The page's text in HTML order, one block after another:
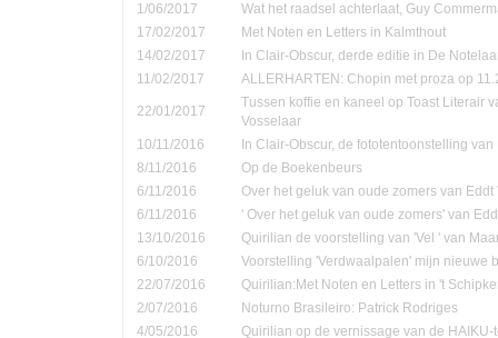
1/06/2017
Wat het raadsel achterlaat, Guy
17/02/2017
Met Noten en Letters in Kalmthout
14/02/2017
In Clair-Obscur, derde editie in De
11/02/2017
ALLERHARTEN: Chopin met proza op
22/01/2017
Tussen koffie en kaneel op Toast Literair
Vosselaar
10/11/2016
In Clair-Obscur, de fototentoonstelling
8/11/2016
Op de Boekenbeurs
6/11/2016
Over het geluk van oude zomers van Eddt
6/11/2016
' Over het geluk van oude zomers' van
13/10/2016
Quirilian de voorstelling van 'Vel ' van
6/10/2016
Voorstelling 'Verdwaalpalen' mijn nieuwe
22/07/2016
Quirilian:Met Noten en Letters in 't
2/07/2016
Noturno Brasileiro: Patrick Rodriges
4/05/2016
Quirilian op de vernissage van de